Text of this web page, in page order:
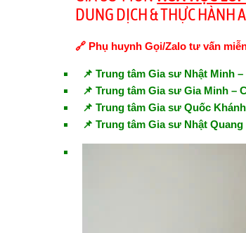
DUNG DỊCH & THỰC HÀNH
🔗 Phụ huynh Gọi/Zalo tư vấn
📌 Trung tâm Gia sư Nhật Minh
📌 Trung tâm Gia sư Gia Minh –
📌 Trung tâm Gia sư Quốc
📌 Trung tâm Gia sư Nhật